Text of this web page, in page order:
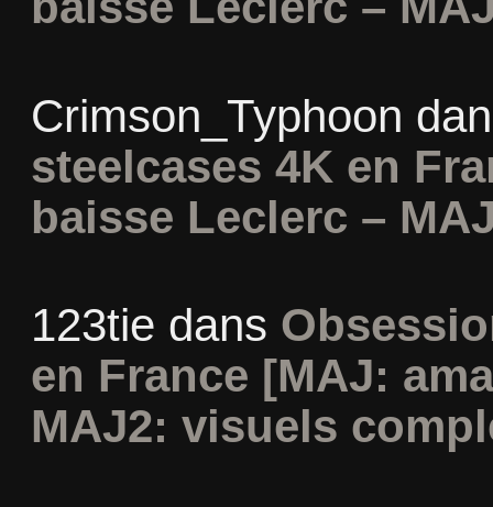
Crimson_Typhoon
steelcases 4K en
baisse Leclerc –
123tie dans
en France [MAJ:
MAJ2: visuels